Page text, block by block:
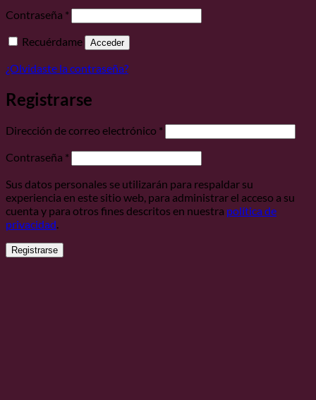
Contraseña *Obligatorio
Recuérdame Acceder
¿Olvidaste la contraseña?
Registrarse
Dirección de correo electrónico *Obligatorio
Contraseña *Obligatorio
Sus datos personales se utilizarán para respaldar su
experiencia en este sitio web, para administrar el acceso a su
cuenta y para otros fines descritos en nuestra política de
privacidad.
Registrarse